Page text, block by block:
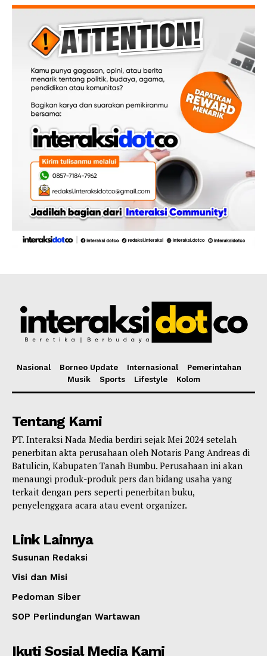
Nasional Borneo Update Internasional
Pemerintahan
Musik
Sports Lifestyle Kolom
Tentang Kami
PT. Interaksi Nada Media berdiri sejak Mei 2024 setelah
penerbitan akta perusahaan oleh Notaris Pang Andreas di
Batulicin, Kabupaten Tanah Bumbu. Perusahaan ini akan
menaungi produk-produk pers dan bidang usaha yang
terkait dengan pers seperti penerbitan buku,
penyelenggara acara atau event organizer.
Link Lainnya
Susunan Redaksi
Visi dan Misi
Pedoman Siber
SOP Perlindungan Wartawan
Ikuti Sosial Media Kami